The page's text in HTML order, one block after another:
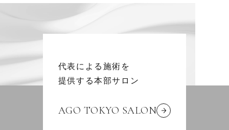
代表による施術を
提供する本部サロン
AGO TOKYO SALON